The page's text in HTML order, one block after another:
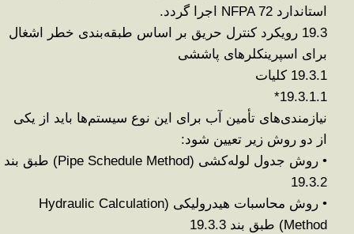
استاندارد NFPA 72 اجرا گردد.
19.3 رویکرد کنترل حریق بر اساس طبقه‌بندی خطر اشغال
برای اسپرینکلرهای پاششی
19.3.1 کلیات
19.3.1.1
*
نیازمندی‌های تأمین آب برای این نوع سیستم‌ها باید از یکی
از دو روش زیر تعیین شود:
• روش جدول لوله‌کشی (Pipe Schedule Method)
طبق بند
19.3.2
• روش محاسبات هیدرولیکی
(Hydraulic Calculation
Method)
طبق بند 19.3.3